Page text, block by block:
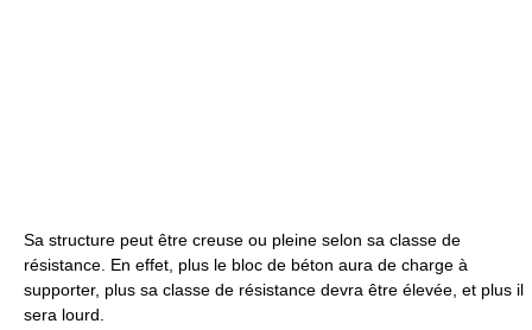
Sa structure peut être creuse ou pleine selon sa classe de
résistance. En effet, plus le bloc de béton aura de charge à
supporter, plus sa classe de résistance devra être élevée, et plus il
sera lourd.